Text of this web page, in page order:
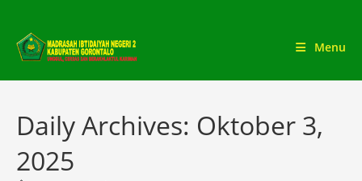
content
Menu
Daily Archives: Oktober 3,
2025